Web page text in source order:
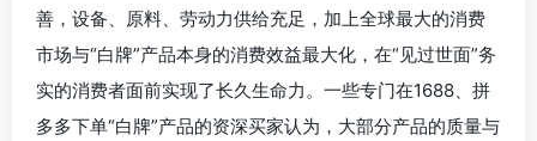
善，设备、原料、劳动力供给充足，加上全球最大的消费
市场与“白牌”产品本身的消费效益最大化，在“见过世面”务
实的消费者面前实现了长久生命力。一些专门在1688、拼
多多下单“白牌”产品的资深买家认为，大部分产品的质量与